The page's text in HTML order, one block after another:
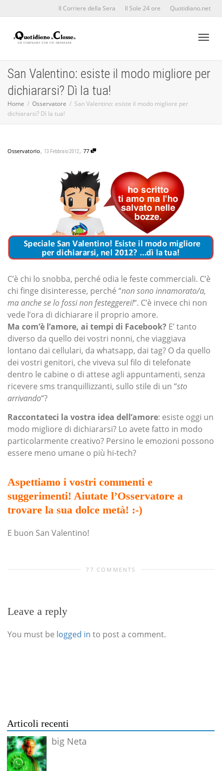
Il Corriere della Sera Il Sole 24 ore Quotidiano.net
San Valentino: esiste il modo migliore per
dichiararsi? Dì la tua!
Home Osservatore
San Valentino: esiste il modo migliore per
dichiararsi? Dì la tua!
Osservatorio, 13 Febbraio 2012, 77
C’è chi lo snobba, perché odia le feste commerciali. C’è
chi finge disinteresse, perché “non sono innamorato/a,
ma anche se lo fossi non festeggerei!“. C’è invece chi non
vede l’ora di dichiarare il proprio amore.
Ma com’è l’amore, ai tempi di Facebook? E’ tanto
diverso da quello dei vostri nonni, che viaggiava
lontano dai cellulari, da whatsapp, dai tag? O da quello
dei vostri genitori, che viveva sul filo di telefonate
dentro le cabine o di attese agli appuntamenti, senza
ricevere sms tranquillizzanti, sullo stile di un “sto
arrivando“?
Raccontateci la vostra idea dell’amore: esiste oggi un
modo migliore di dichiararsi? Lo avete fatto in modo
particolarmente creativo? Persino le emozioni possono
essere meno umane o più hi-tech?
Aspettiamo i vostri commenti e
suggerimenti! Aiutate l’Osservatore a
trovare la sua dolce metà! :-)
E buon San Valentino!
77 COMMENTS
Leave a reply
You must be logged in to post a comment.
Articoli recenti
big Neta